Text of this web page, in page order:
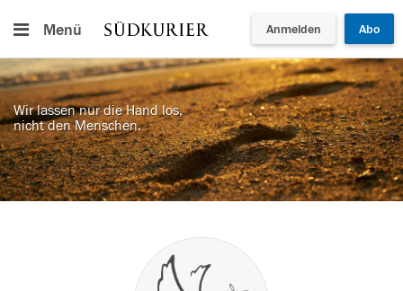
Menü Anmelden Abo
Wir lassen nur die Hand los,
nicht den Menschen.